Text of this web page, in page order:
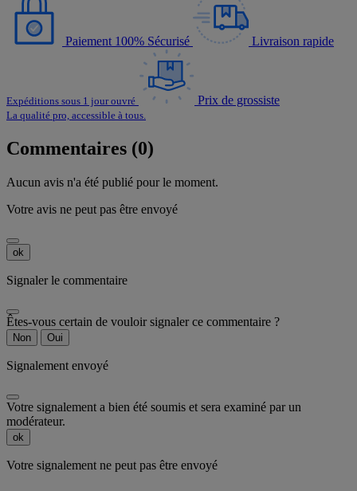
Paiement 100% Sécurisé Livraison rapide
Expéditions sous 1 jour ouvré Prix de grossiste
La qualité pro, accessible à tous.
Commentaires (0)
Aucun avis n'a été publié pour le moment.
Votre avis ne peut pas être envoyé
ok
Signaler le commentaire
Êtes-vous certain de vouloir signaler ce commentaire ?
Non Oui
Signalement envoyé
Votre signalement a bien été soumis et sera examiné par un
modérateur.
ok
Votre signalement ne peut pas être envoyé